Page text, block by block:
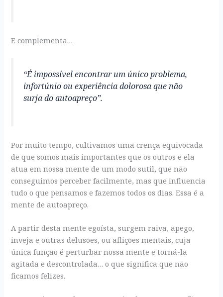
E complementa…
“É impossível encontrar um único problema,
infortúnio ou experiência dolorosa que não
surja do autoapreço”.
Por muito tempo, cultivamos uma crença equivocada
de que somos mais importantes que os outros e ela
atua em nossa mente de um modo sutil, que não
conseguimos perceber facilmente, mas que influencia
tudo o que pensamos e fazemos todos os dias. Essa é a
mente de autoapreço.
A partir desta mente egoísta, surgem raiva, apego,
inveja e outras delusões, ou aflições mentais, cuja
única função é perturbar nossa mente e torná-la
agitada e descontrolada… o que significa que não
ficamos felizes.